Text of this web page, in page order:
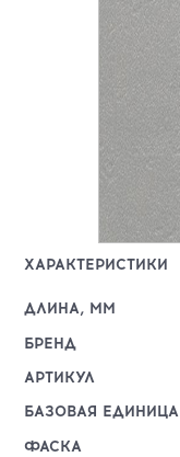
ХАРАКТЕРИСТИКИ
ДЛИНА, ММ
БРЕНД
АРТИКУЛ
БАЗОВАЯ ЕДИНИЦА
ФАСКА